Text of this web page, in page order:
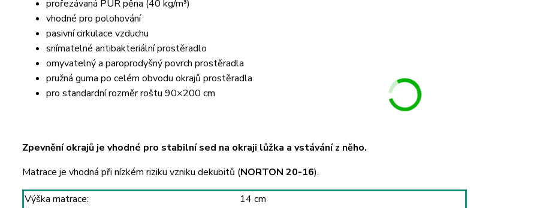
prořezávaná PUR pěna (40 kg/m³)
vhodné pro polohování
pasivní cirkulace vzduchu
snímatelné antibakteriální prostěradlo
omyvatelný a paroprodyšný povrch prostěradla
pružná guma po celém obvodu okrajů prostěradla
pro standardní rozměr roštu 90×200 cm
Zpevnění okrajů je vhodné pro stabilní sed na okraji lůžka a vstávání z něho.
Matrace je vhodná při nízkém riziku vzniku dekubitů (NORTON 20-16).
Výška matrace:
14 cm